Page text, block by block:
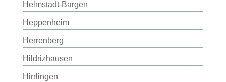
Helmstadt-Bargen
Heppenheim
Herrenberg
Hildrizhausen
Hirrlingen